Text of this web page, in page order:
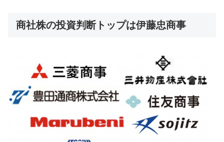
商社株の投資判断トップは伊藤忠商事